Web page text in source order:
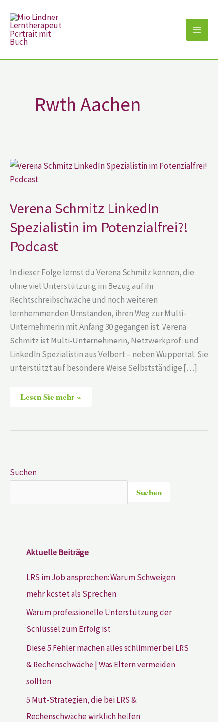
Inhalt
springen
Rwth Aachen
Verena Schmitz LinkedIn
Spezialistin im Potenzialfrei?!
Podcast
In dieser Folge lernst du Verena Schmitz kennen, die
ohne viel Unterstützung im Bezug auf ihr
Rechtschreibschwäche und noch weiteren
lernhemmenden Umständen, ihren Weg zur Multi-
Unternehmerin mit Anfang 30 gegangen ist. Verena
Schmitz ist Multi-Unternehmerin, Netzwerkprofi und
LinkedIn Spezialistin aus Velbert – neben Wuppertal. Sie
unterstützt auf besondere Weise Selbstständige […]
Verena
Schmitz
LinkedIn
Potenzialfrei?!
Podcast
Lesen Sie mehr »
Suchen
Suchen
Aktuelle Beiträge
LRS im Job ansprechen: Warum Schweigen
mehr kostet als Sprechen
Warum professionelle Unterstützung der
Schlüssel zum Erfolg ist
Diese 5 Fehler machen alles schlimmer bei LRS
& Rechenschwäche | Was Eltern vermeiden
sollten
5 Mut-Strategien, die bei LRS &
Rechenschwäche wirklich helfen